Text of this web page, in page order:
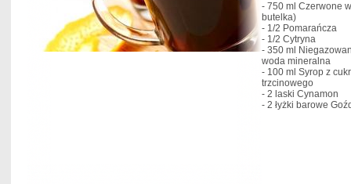
- 750 ml Czerwone
butelka)
- 1/2 Pomarańcza
- 1/2 Cytryna
- 350 ml
woda mineralna
- 100 ml Syrop z
trzcinowego
- 2 laski Cynamon
- 2 łyżki barowe